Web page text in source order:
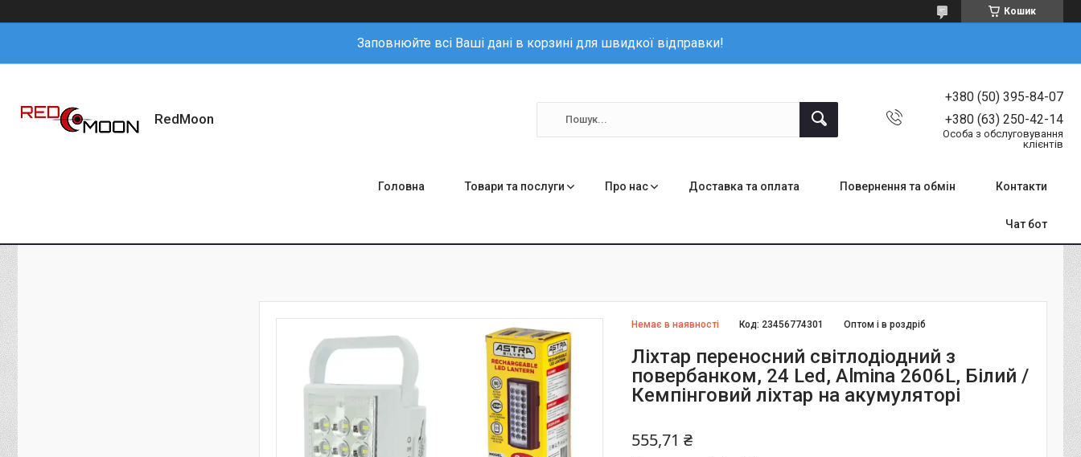
Кошик
Заповнюйте всі Ваші дані в корзині для швидкої відправки!
RedMoon
+380 (50) 395-84-07
+380 (63) 250-42-14
Особа з обслуговування
клієнтів
Головна Товари та послуги Про нас Доставка та оплата Повернення та обмін Контакти
Чат бот
Немає в наявності Оптом і в роздріб
Код: 23456774301
Ліхтар переносний світлодіодний з
повербанком, 24 Led, Almina 2606L, Білий /
Кемпінговий ліхтар на акумуляторі
555,71 ₴